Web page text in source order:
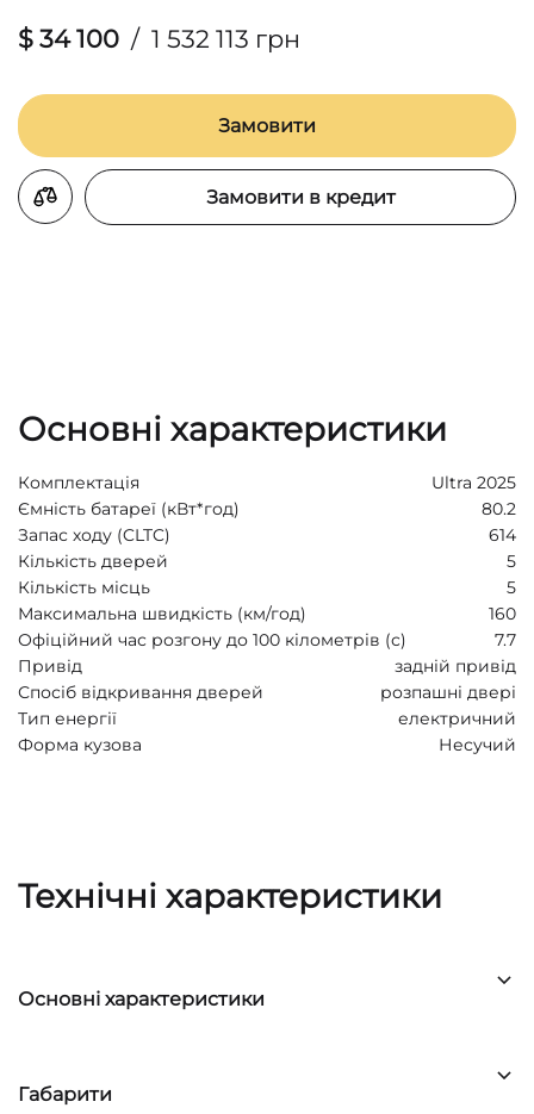
$ 34 100 / 1 532 113 грн
Замовити
Замовити в кредит
Основні характеристики
Комплектація
Ultra 2025
Ємність батареї (кВт*год)
80.2
Запас ходу (CLTC)
614
Кількість дверей
5
Кількість місць
5
Максимальна швидкість (км/год)
160
Офіційний час розгону до 100 кілометрів (с)
7.7
Привід
задній привід
Спосіб відкривання дверей
розпашні двері
Тип енергії
електричний
Форма кузова
Несучий
Технічні характеристики
Основні характеристики
Габарити